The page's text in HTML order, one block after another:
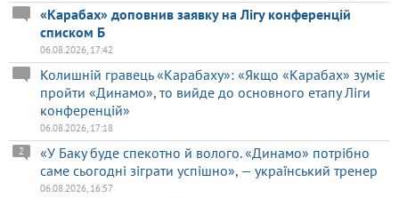
«Карабах» доповнив заявку на Лігу конференцій
списком Б
06.08.2026, 17:42
Колишній гравець «Карабаху»: «Якщо «Карабах» зуміє
пройти «Динамо», то вийде до основного етапу Ліги
конференцій»
06.08.2026, 17:18
«У Баку буде спекотно й волого. «Динамо» потрібно
саме сьогодні зіграти успішно», — український тренер
2
06.08.2026, 16:57